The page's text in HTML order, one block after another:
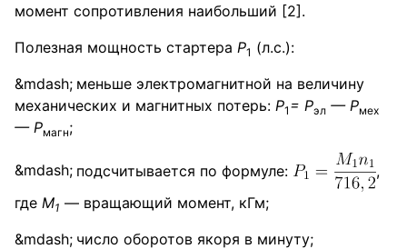
момент сопротивления наибольший [2].
Полезная мощность стартера P1 (л.с.):
меньше электромагнитной на величину
механических и магнитных потерь: Р1 = Рэл — Рмех
— Рмагн;
подсчитывается по формуле:
,
где M1 — вращающий момент, кГм;
число оборотов якоря в минуту;